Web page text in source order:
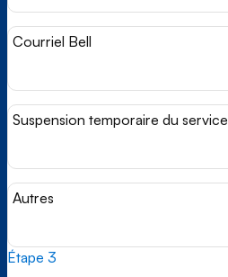
Courriel Bell
Suspension temporaire du service
Autres
Étape 3